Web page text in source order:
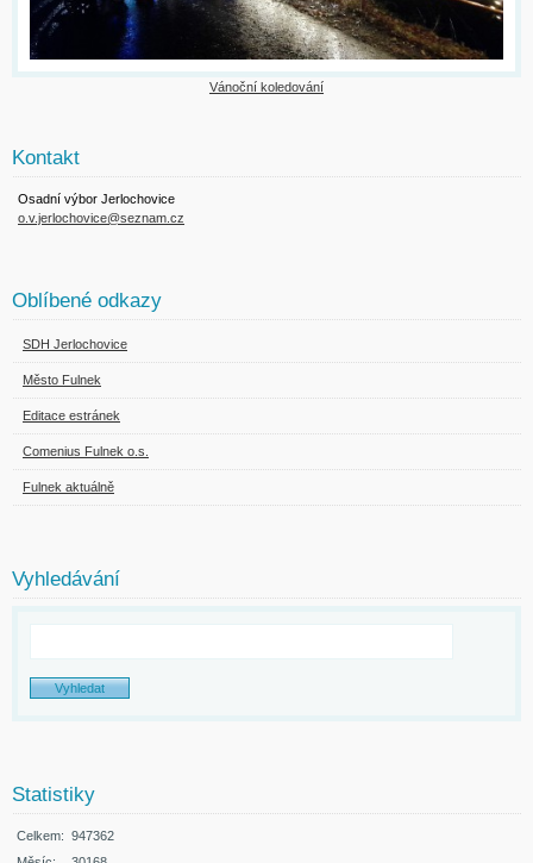
Vánoční koledování
Kontakt
Osadní výbor Jerlochovice
o.v.jerlochovice@seznam.cz
Oblíbené odkazy
SDH Jerlochovice
Město Fulnek
Editace estránek
Comenius Fulnek o.s.
Fulnek aktuálně
Vyhledávání
Statistiky
Celkem: 947362